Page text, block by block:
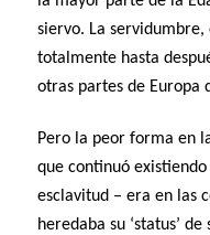
siervo. La servidumbre,
totalmente hasta
otras partes de Europa
Pero la peor forma en
que continuó
esclavitud – era en las
heredaba su ‘status’